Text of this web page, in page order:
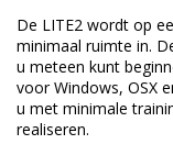
De LITE2 wordt op
minimaal ruimte in.
u meteen kunt
voor Windows, OSX
u met minimale
realiseren.